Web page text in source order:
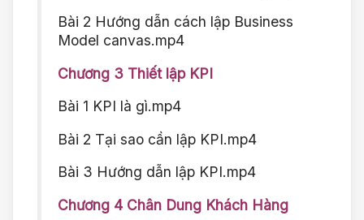
Bài 2 Hướng dẫn cách lập Business
Model canvas.mp4
Chương 3 Thiết lập KPI
Bài 1 KPI là gì.mp4
Bài 2 Tại sao cần lập KPI.mp4
Bài 3 Hướng dẫn lập KPI.mp4
Chương 4 Chân Dung Khách Hàng